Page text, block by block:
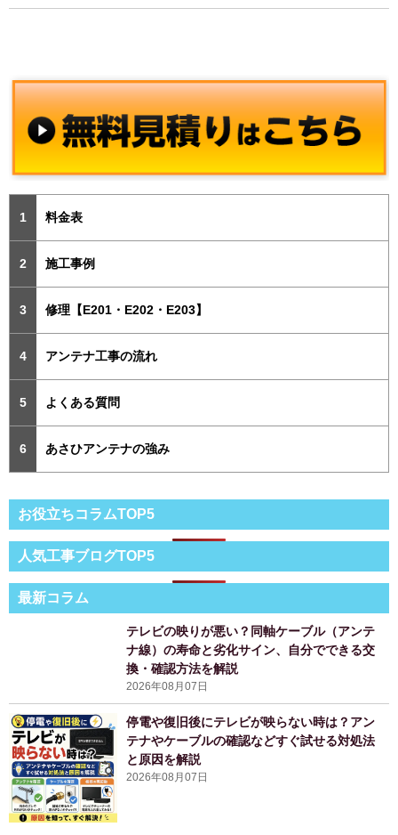
料金表
施工事例
修理【E201・E202・E203】
アンテナ工事の流れ
よくある質問
あさひアンテナの強み
お役立ちコラムTOP5
人気工事ブログTOP5
最新コラム
テレビの映りが悪い？同軸ケーブル（アンテ
ナ線）の寿命と劣化サイン、自分でできる交
換・確認方法を解説
2026年08月07日
停電や復旧後にテレビが映らない時は？アン
テナやケーブルの確認などすぐ試せる対処法
と原因を解説
2026年08月07日